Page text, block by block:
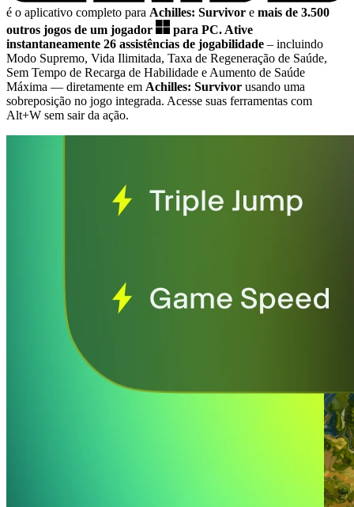
é o aplicativo completo para Achilles: Survivor e mais de 3.500
outros jogos de um jogador
para PC. Ative
instantaneamente 26 assistências de jogabilidade – incluindo
Modo Supremo, Vida Ilimitada, Taxa de Regeneração de Saúde,
Sem Tempo de Recarga de Habilidade e Aumento de Saúde
Máxima — diretamente em Achilles: Survivor usando uma
sobreposição no jogo integrada. Acesse suas ferramentas com
Alt+W sem sair da ação.